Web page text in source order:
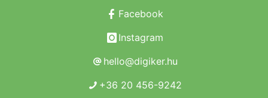
Facebook
Instagram
hello@digiker.hu
+36 20 456-9242